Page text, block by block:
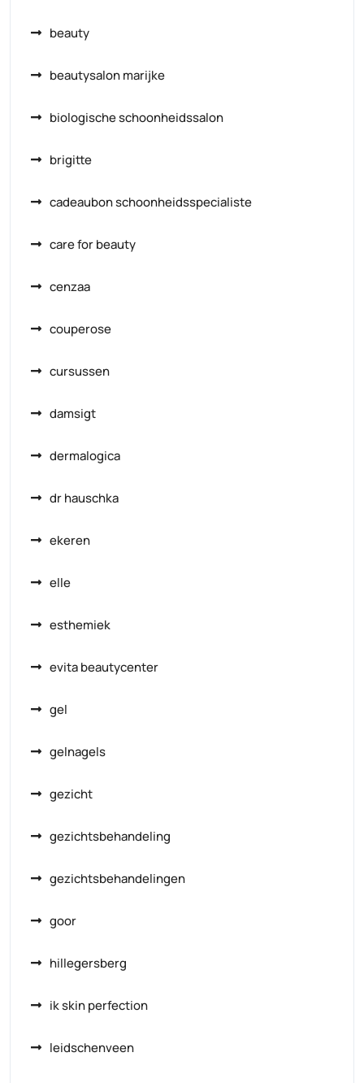
beauty
beautysalon marijke
biologische schoonheidssalon
brigitte
cadeaubon schoonheidsspecialiste
care for beauty
cenzaa
couperose
cursussen
damsigt
dermalogica
dr hauschka
ekeren
elle
esthemiek
evita beautycenter
gel
gelnagels
gezicht
gezichtsbehandeling
gezichtsbehandelingen
goor
hillegersberg
ik skin perfection
leidschenveen